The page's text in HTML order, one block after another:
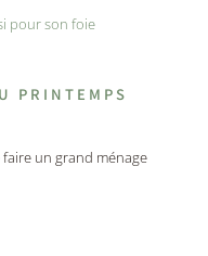
PRINTEMPS
un grand ménage